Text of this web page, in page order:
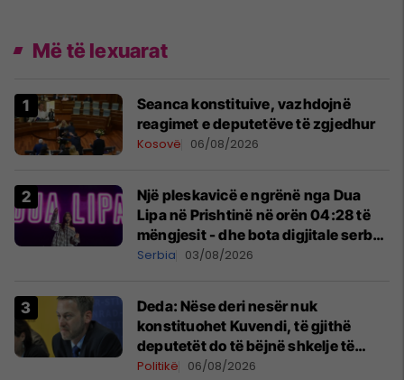
Më të lexuarat
Seanca konstituive, vazhdojnë
reagimet e deputetëve të zgjedhur
Kosovë 06/08/2026
Një pleskavicë e ngrënë nga Dua
Lipa në Prishtinë në orën 04:28 të
mëngjesit - dhe bota digjitale serbe
shpall gjendjen e luftës
Serbia 03/08/2026
Deda: Nëse deri nesër nuk
konstituohet Kuvendi, të gjithë
deputetët do të bëjnë shkelje të
rëndë kushtetuese
Politikë 06/08/2026